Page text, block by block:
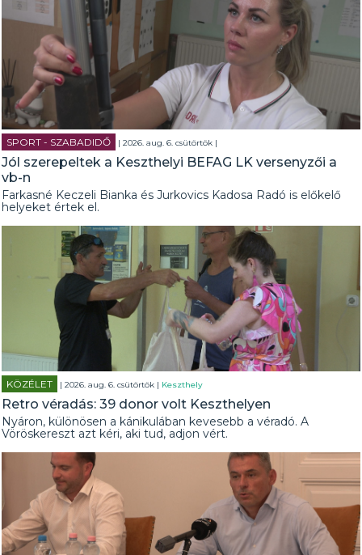
SPORT - SZABADIDŐ | 2026. aug. 6. csütörtök |
Jól szerepeltek a Keszthelyi BEFAG LK versenyzői a
vb-n
Farkasné Keczeli Bianka és Jurkovics Kadosa Radó is előkelő
helyeket értek el.
KÖZÉLET | 2026. aug. 6. csütörtök | Keszthely
Retro véradás: 39 donor volt Keszthelyen
Nyáron, különösen a kánikulában kevesebb a véradó. A
Vöröskereszt azt kéri, aki tud, adjon vért.